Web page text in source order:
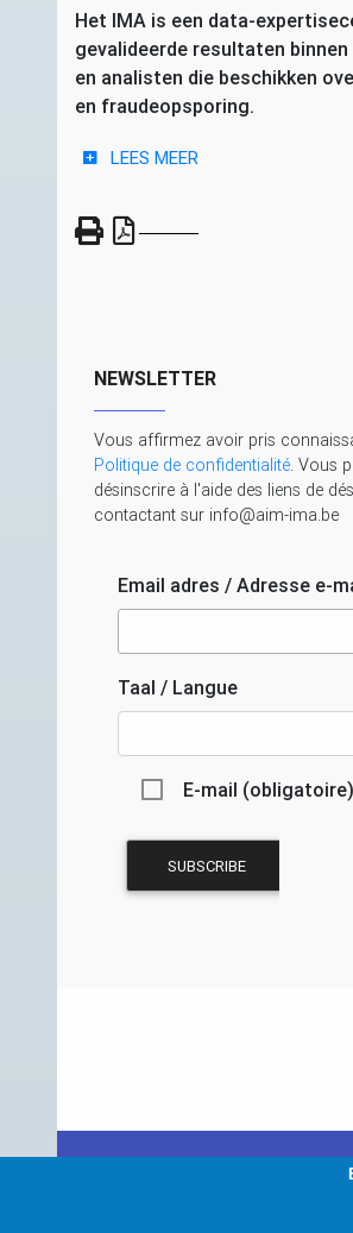
Het IMA is een data-
gevalideerde resultaten
en analisten die beschikken
en fraudeopsporing.
LEES MEER
NEWSLETTER
Vous affirmez avoir pris
Politique de confidentialité. Vous
désinscrire à l'aide des liens de
contactant sur info@aim-ima.be
Email adres / Adresse e-
Taal / Langue
E-mail (obligatoire)